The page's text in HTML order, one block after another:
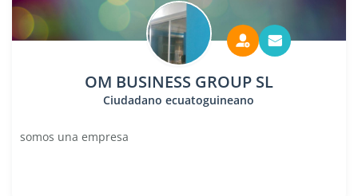
OM BUSINESS GROUP SL
Ciudadano ecuatoguineano
somos una empresa